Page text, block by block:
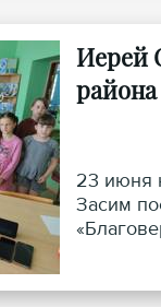
Иерей
района
23 июня
Засим